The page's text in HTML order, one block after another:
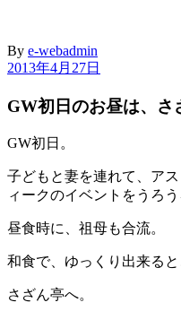
By e-webadmin
2013年4月27日
GW初日のお昼は、さ
GW初日。
子どもと妻を連れて、ア
ィークのイベントをうろ
昼食時に、祖母も合流。
和食で、ゆっくり出来る
さざん亭へ。